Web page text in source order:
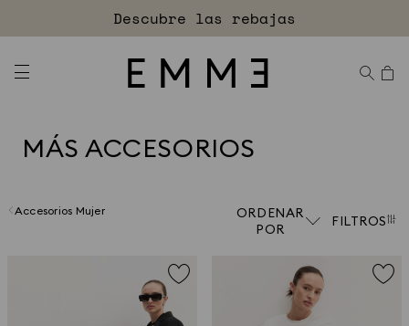
Descubre las rebajas
MÁS ACCESORIOS
Accesorios Mujer
ORDENAR
POR
FILTROS